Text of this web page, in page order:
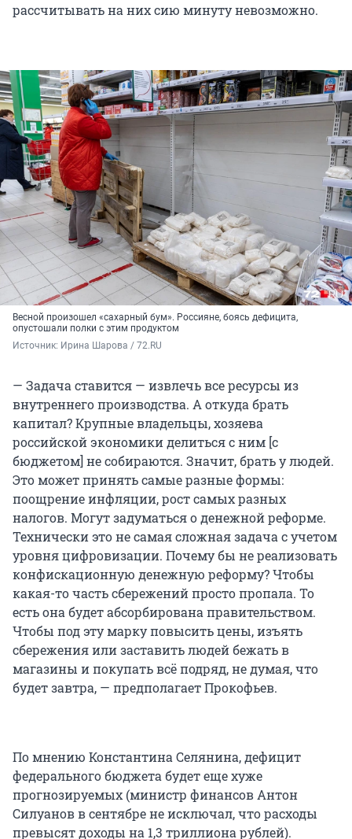
рассчитывать на них сию минуту невозможно.
Весной произошел «сахарный бум». Россияне, боясь дефицита,
опустошали полки с этим продуктом
Источник: Ирина Шарова / 72.RU
— Задача ставится — извлечь все ресурсы из
внутреннего производства. А откуда брать
капитал? Крупные владельцы, хозяева
российской экономики делиться с ним [с
бюджетом] не собираются. Значит, брать у людей.
Это может принять самые разные формы:
поощрение инфляции, рост самых разных
налогов. Могут задуматься о денежной реформе.
Технически это не самая сложная задача с учетом
уровня цифровизации. Почему бы не реализовать
конфискационную денежную реформу? Чтобы
какая-то часть сбережений просто пропала. То
есть она будет абсорбирована правительством.
Чтобы под эту марку повысить цены, изъять
сбережения или заставить людей бежать в
магазины и покупать всё подряд, не думая, что
будет завтра, — предполагает Прокофьев.
По мнению Константина Селянина, дефицит
федерального бюджета будет еще хуже
прогнозируемых (министр финансов Антон
Силуанов в сентябре не исключал, что расходы
превысят доходы на 1,3 триллиона рублей).